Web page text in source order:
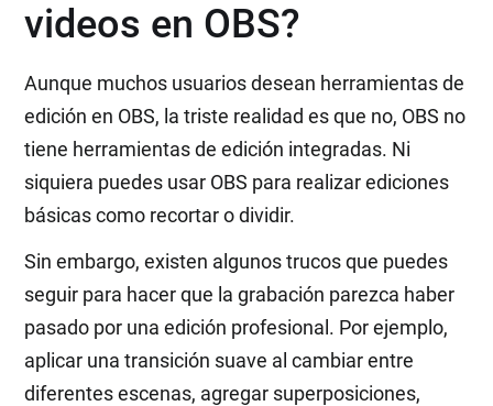
videos en OBS?
Aunque muchos usuarios desean herramientas de
edición en OBS, la triste realidad es que no, OBS no
tiene herramientas de edición integradas. Ni
siquiera puedes usar OBS para realizar ediciones
básicas como recortar o dividir.
Sin embargo, existen algunos trucos que puedes
seguir para hacer que la grabación parezca haber
pasado por una edición profesional. Por ejemplo,
aplicar una transición suave al cambiar entre
diferentes escenas, agregar superposiciones,